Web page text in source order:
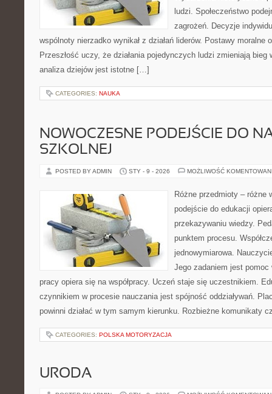
ludzi. Społeczeństwo
zagrożeń. Decyzje
wspólnoty nierzadko wynikał z działań liderów. Postawy moralne
Przeszłość uczy, że działania pojedynczych ludzi zmieniają bieg
analiza dziejów jest istotne […]
CATEGORIES: NAUKA
NOWOCZESNE PODEJŚCIE DO
SZKOLNEJ
POSTED BY ADMIN STY - 9 - 2026 MOŻLIWOŚĆ
Różne przedmioty – różne
podejście do edukacji
przekazywaniu wiedzy.
punktem procesu.
jednowymiarowa.
Jego zadaniem jest
pracy opiera się na współpracy. Uczeń staje się uczestnikiem.
czynnikiem w procesie nauczania jest spójność oddziaływań.
powinni działać w tym samym kierunku. Rozbieżne komunikaty
CATEGORIES: POLSKA MOTORYZACJA
URODA